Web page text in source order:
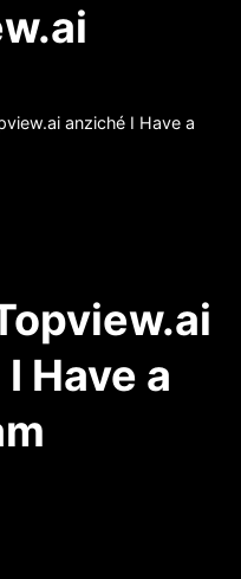
anziché I Have a
Have a